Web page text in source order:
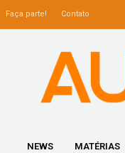
Faça parte! Contato
NEWS MATÉRIAS